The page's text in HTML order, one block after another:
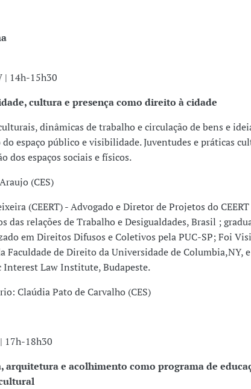
| 14h-15h30
cultura e presença como direito à cidade
dinâmicas de trabalho e circulação de bens e
do espaço público e visibilidade. Juventudes e práticas
dos espaços sociais e físicos.
(CES)
(CEERT) - Advogado e Diretor de Projetos do
das relações de Trabalho e Desigualdades, Brasil ;
em Direitos Difusos e Coletivos pela PUC-SP; Foi
Faculdade de Direito da Universidade de Columbia,NY,
Interest Law Institute, Budapeste.
Claúdia Pato de Carvalho (CES)
17h-18h30
arquitetura e acolhimento como programa de